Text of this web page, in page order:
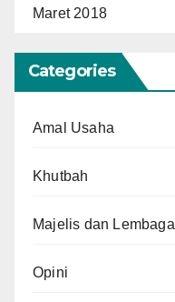
Maret 2018
Categories
Amal Usaha
Khutbah
Majelis dan Lembaga
Opini